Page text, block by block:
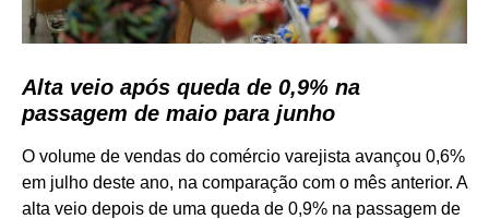
Alta veio após queda de 0,9% na
passagem de maio para junho
O volume de vendas do comércio varejista avançou 0,6%
em julho deste ano, na comparação com o mês anterior. A
alta veio depois de uma queda de 0,9% na passagem de